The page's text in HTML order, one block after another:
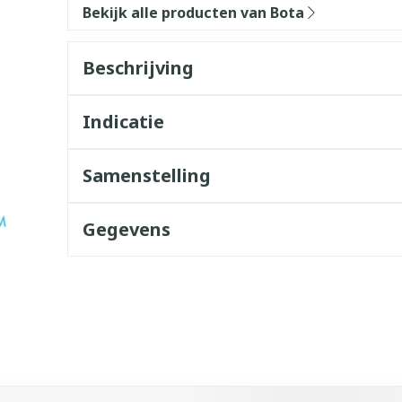
Bekijk alle producten van Bota
Beschrijving
Indicatie
Samenstelling
Gegevens